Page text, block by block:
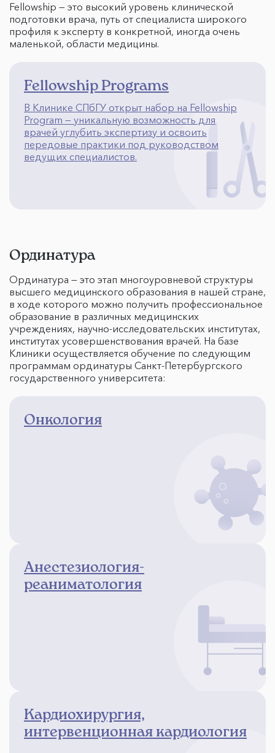
Fellowship — это высокий уровень клинической
подготовки врача, путь от специалиста широкого
профиля к эксперту в конкретной, иногда очень
маленькой, области медицины.
Fellowship Programs
В Клинике СПбГУ открыт набор на Fellowship
Program — уникальную возможность для
врачей углубить экспертизу и освоить
передовые практики под руководством
ведущих специалистов.
Ординатура
Ординатура — это этап многоуровневой структуры
высшего медицинского образования в нашей стране,
в ходе которого можно получить профессиональное
образование в различных медицинских
учреждениях, научно-исследовательских институтах,
институтах усовершенствования врачей. На базе
Клиники осуществляется обучение по следующим
программам ординатуры Санкт-Петербургского
государственного университета:
Онкология
Анестезиология-
реаниматология
Кардиохирургия,
интервенционная кардиология